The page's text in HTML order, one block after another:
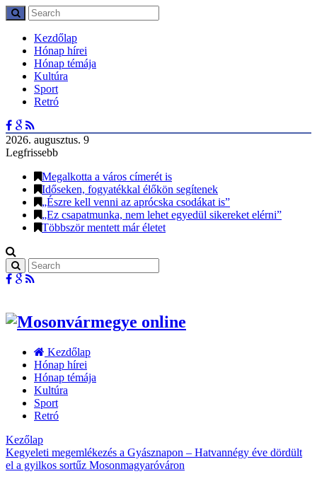
Kezdőlap
Hónap hírei
Hónap témája
Kultúra
Sport
Retró
2026. augusztus. 9
Legfrissebb
Megalkotta a város címerét is
Időseken, fogyatékkal élőkön segítenek
„Észre kell venni az aprócska csodákat is”
„Ez csapatmunka, nem lehet egyedül sikereket elérni”
Többször mentett már életet
Kezdőlap
Hónap hírei
Hónap témája
Kultúra
Sport
Retró
Kezőlap
Kegyeleti megemlékezés a Gyásznapon – Hatvannégy éve dördült
el a gyilkos sortűz Mosonmagyaróváron